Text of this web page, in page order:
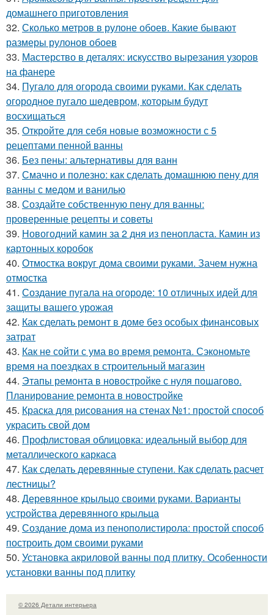
домашнего приготовления
32. Сколько метров в рулоне обоев. Какие бывают
размеры рулонов обоев
33. Мастерство в деталях: искусство вырезания узоров
на фанере
34. Пугало для огорода своими руками. Как сделать
огородное пугало шедевром, которым будут
восхищаться
35. Откройте для себя новые возможности с 5
рецептами пенной ванны
36. Без пены: альтернативы для ванн
37. Смачно и полезно: как сделать домашнюю пену для
ванны с медом и ванилью
38. Создайте собственную пену для ванны:
проверенные рецепты и советы
39. Новогодний камин за 2 дня из пенопласта. Камин из
картонных коробок
40. Отмостка вокруг дома своими руками. Зачем нужна
отмостка
41. Создание пугала на огороде: 10 отличных идей для
защиты вашего урожая
42. Как сделать ремонт в доме без особых финансовых
затрат
43. Как не сойти с ума во время ремонта. Сэкономьте
время на поездках в строительный магазин
44. Этапы ремонта в новостройке с нуля пошагово.
Планирование ремонта в новостройке
45. Краска для рисования на стенах №1: простой способ
украсить свой дом
46. Профлистовая облицовка: идеальный выбор для
металлического каркаса
47. Как сделать деревянные ступени. Как сделать расчет
лестницы?
48. Деревянное крыльцо своими руками. Варианты
устройства деревянного крыльца
49. Создание дома из пенополистирола: простой способ
построить дом своими руками
50. Установка акриловой ванны под плитку. Особенности
установки ванны под плитку
© 2026 Детали интерьера